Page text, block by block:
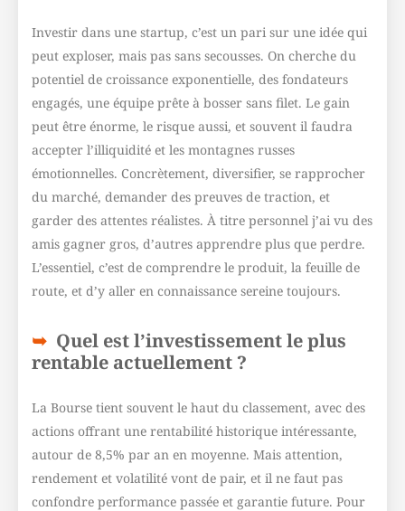
Investir dans une startup, c’est un pari sur une idée qui
peut exploser, mais pas sans secousses. On cherche du
potentiel de croissance exponentielle, des fondateurs
engagés, une équipe prête à bosser sans filet. Le gain
peut être énorme, le risque aussi, et souvent il faudra
accepter l’illiquidité et les montagnes russes
émotionnelles. Concrètement, diversifier, se rapprocher
du marché, demander des preuves de traction, et
garder des attentes réalistes. À titre personnel j’ai vu des
amis gagner gros, d’autres apprendre plus que perdre.
L’essentiel, c’est de comprendre le produit, la feuille de
route, et d’y aller en connaissance sereine toujours.
Quel est l’investissement le plus
rentable actuellement ?
La Bourse tient souvent le haut du classement, avec des
actions offrant une rentabilité historique intéressante,
autour de 8,5% par an en moyenne. Mais attention,
rendement et volatilité vont de pair, et il ne faut pas
confondre performance passée et garantie future. Pour